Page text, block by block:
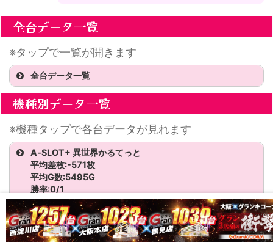
全台データ一覧
※タップで一覧が開きます
全台データ一覧
スマスロ炎炎ノ消防隊2
スマスロ炎炎ノ消防隊2
スマスロ炎炎ノ消防隊2
革命機ヴァルヴレイヴ2
機種別データ一覧
※機種タップで各台データが見れます
A‐SLOT+ 異世界かるてっと
平均差枚:-571枚
平均G数:5495G
勝率:0/1
平均出率:96.5%
機種名 台番号 G数 差枚 BB
BIRDIE WING ‐Golf Girls' Story‐
平均差枚:1606枚